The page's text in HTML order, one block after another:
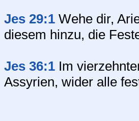
Jes 29:1 Wehe dir,
diesem hinzu, die
Jes 36:1 Im
Assyrien, wider alle